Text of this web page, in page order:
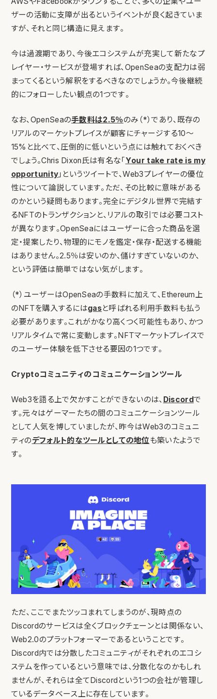
ザーの活動に支障が出るというイベントが良く起きていま
すが、それと同じ構造に見えます。
今は過渡期であり、今後エコシステムが充実して新たなプ
レイヤー・サービスが登場すれば、OpenSeaの支配力は弱
まってくるという解釈をするべきなのでしょうか。今後継続
的にフォローしたい観点の1つです。
なお、OpenSeaの手数料は2.5％のみ（*）であり、既存の
リアルのマーケットプレイスが顧客にチャージする10〜
15%と比べて、圧倒的に低いという点には触れておくべき
でしょう。Chris Dixon氏は有名な「Your take rate is my
opportunity 」というツイートで、Web3プレイヤーの優位
性について論説しています。ただ、その比較に意味がある
のかという疑問もあります。完全にデジタル世界で完結す
るNFTのトランザクションと、リアルの取引では必要コスト
が異なります。OpenSeaにはユーザーに合った商品を選
定・提案したり、物理的にモノを鑑定・保存・配送する機能
はありません。2.5％は安いのか、儲けすぎていないのか、
という評価は簡単ではない気がします。
（*）ユーザーはOpenSeaの手数料に加えて、Ethereum上
のNFTを購入するにはgasと呼ばれる利用手数料も払う
必要があります。これがかなり高くつく可能性もあり、かつ
リアルタイムで常に変動します。NFTマーケットプレイスで
のユーザー体験を低下させる要因の1つです。
Cryptoコミュニティのコミュニケーションツール
Web3を語る上で欠かすことができないのは、 Discordで
す。元々はゲーマーたちの間のコミュニケーションツール
として人気を博していましたが、昨今はWeb3のコミュニ
ティのデフォルト的なツールとしての地位 も築いたようで
す。
ただ、ここでまたツッコまれてしまうのが、現時点の
Discordのサービスは全くブロックチェーンとは関係ない、
Web2.0のプラットフォーマーであるということです。
Discord内では分散したコミュニティがそれぞれのエコシ
ステムを作っているという意味では、分散化なのかもしれ
ませんが、それらは全てDiscordという1つの会社が管理し
ているデータベース上に存在しています。